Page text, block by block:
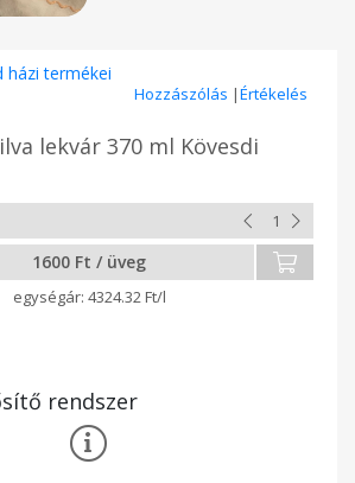
házi termékei
Hozzászólás |Értékelés
lekvár 370 ml Kövesdi
1600 Ft / üveg
4324.32 Ft/l
rendszer